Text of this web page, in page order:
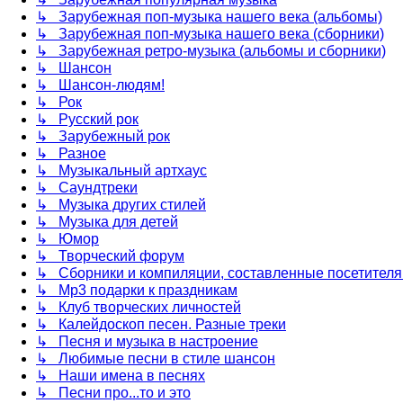
↳ Зарубежная поп-музыка нашего века (альбомы)
↳ Зарубежная поп-музыка нашего века (сборники)
↳ Зарубежная ретро-музыка (альбомы и сборники)
↳ Шансон
↳ Шансон-людям!
↳ Рок
↳ Русский рок
↳ Зарубежный рок
↳ Разное
↳ Музыкальный артхаус
↳ Саундтреки
↳ Музыка других стилей
↳ Музыка для детей
↳ Юмор
↳ Творческий форум
↳ Сборники и компиляции, составленные
↳ Mp3 подарки к праздникам
↳ Клуб творческих личностей
↳ Калейдоскоп песен. Разные треки
↳ Песня и музыка в настроение
↳ Любимые песни в стиле шансон
↳ Наши имена в песнях
↳ Песни про...то и это